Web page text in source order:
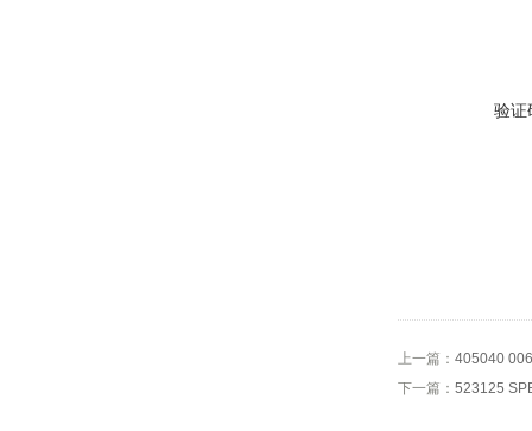
验证
上一篇： 405040
下一篇： 523125